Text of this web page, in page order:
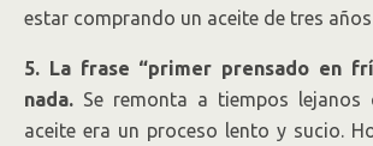
estar comprando un aceite de tres
5. La frase “primer prensado en
nada. Se remonta a tiempos lejanos
aceite era un proceso lento y sucio.